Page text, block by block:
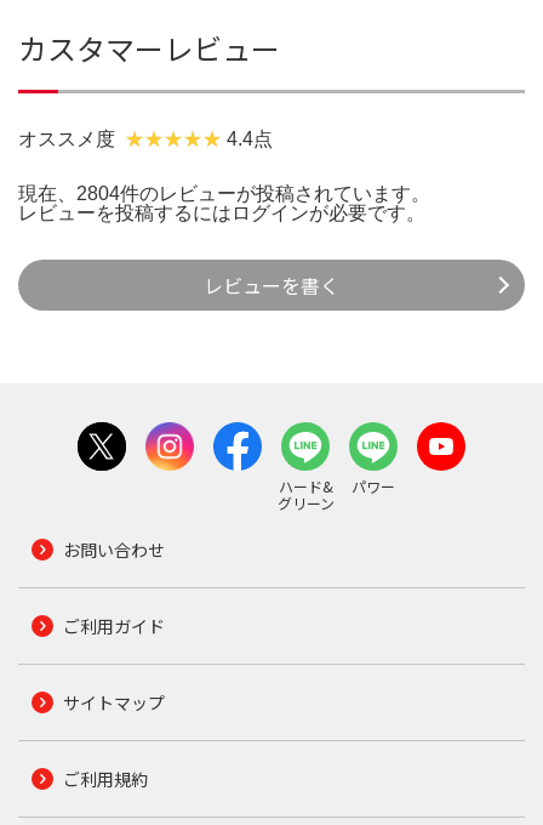
カスタマーレビュー
オススメ度 4.4点
現在、2804件のレビューが投稿されています。
レビューを投稿するには ログインが必要です。
レビューを書く
ハード&
グリーン
パワー
お問い合わせ
ご利用ガイド
サイトマップ
ご利用規約